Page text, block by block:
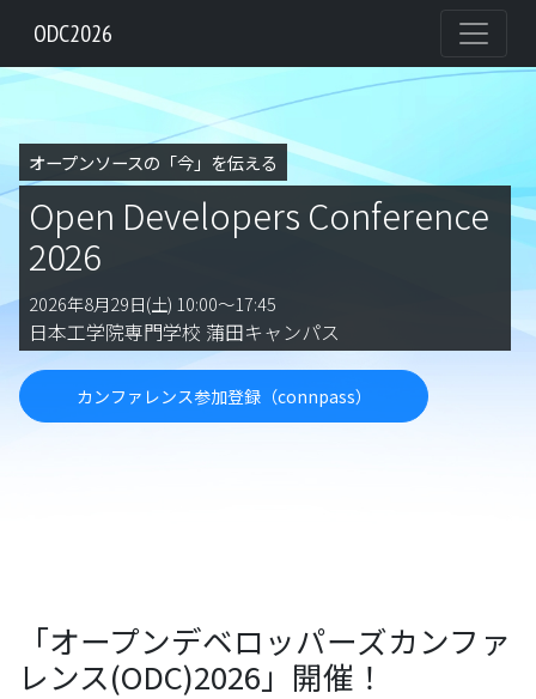
ODC2026
オープンソースの「今」を伝える
Open Developers Conference
2026
2026年8月29日(土) 10:00～17:45
日本工学院専門学校 蒲田キャンパス
カンファレンス参加登録（connpass）
「オープンデベロッパーズカンファ
レンス(ODC)2026」開催！